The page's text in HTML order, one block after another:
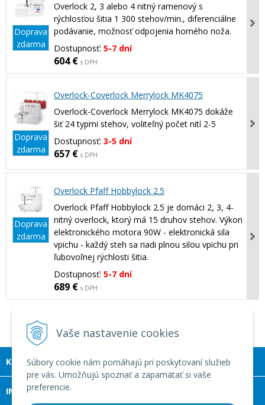
Vaše nastavenie cookies
Súbory cookie nám pomáhajú pri poskytovaní služieb
pre vás. Umožňujú spoznať a zapamätať si vaše
preferencie.
Doprava
zdarma
Overlock 2, 3 alebo 4 nitný ramenový s
rýchlosťou šitia 1 300 stehov/min., diferenciálne
podávanie, možnosť odpojenia horného noža.
Dostupnosť: 5-7 dní
604 € s DPH
Doprava
zdarma
Overlock-Coverlock Merrylock MK4075
Overlock-Coverlock Merrylock MK4075 dokáže
šiť 24 typmi stehov, voliteľný počet nití 2-5
Dostupnosť: 3-5 dní
657 € s DPH
Doprava
zdarma
Overlock Pfaff Hobbylock 2.5
Overlock Pfaff Hobbylock 2.5 je domáci 2, 3, 4-
nitný overlock, ktorý má 15 druhov stehov. Výkon
elektronického motora 90W - elektronická sila
vpichu - každý steh sa riadi plnou silou vpichu pri
ľubovoľnej rýchlosti šitia.
Dostupnosť: 5-7 dní
689 € s DPH
KONTAKT
INFOLINKA